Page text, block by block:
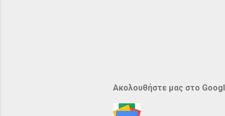
Ακολουθήστε μας στο